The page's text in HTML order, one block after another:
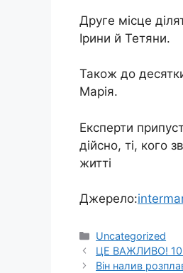
Друге місце
Ірини й Тетяни.
Також до
Марія.
Експерти
дійсно, ті, кого
житті
Джерело:
Категорії
Uncategorized
ЦЕ ВАЖЛИВО! 10
Він налив